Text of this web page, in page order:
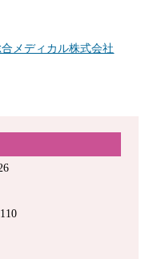
110
、プログラムを掲載し
案内を掲載しました。
内
旋）
利益相反（COI）に